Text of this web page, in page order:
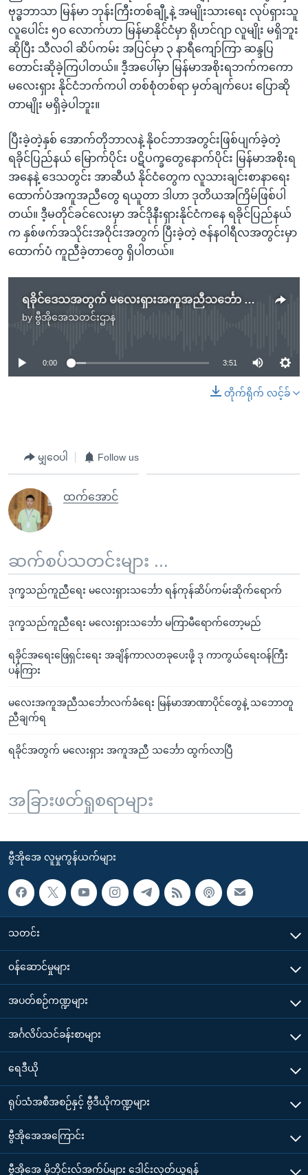
ဗုဒ္ဓဘာသာ မြန်မာ ဘုန်းကြီးတစ်ချီု့နဲ့ အမျိုးသားရေး လုပ်ရှားသူ
လူပေါင်း ၅၀ လောက်ဟာ မြန်မာနိုင်ငံမှာ ရိုဟင်ဂျာ လူမျိုး မရှိဘူး
ဆိုပြီး သီလဝါ ဆိပ်ကမ်း အပြင်မှာ ၃ နာရီကျော်ကြာ ဆန္ဒပြ
တောင်းဆိုခဲ့ကြပါတယ်။ ဒီ့အပေါ်မှာ မြန်မာအစိုးရဘက်ကကော
မလေးရှား နိုင်ငံဘက်ကပါ တစ်စုံတစ်ရာ မှတ်ချက်ပေး ပြောဆို
တာမျိုး မရှိခဲ့ပါဘူး။
ပြီးခဲ့တဲ့နှစ် အောက်တိုဘာလနဲ့ နိုဝင်ဘာအတွင်းဖြစ်ပျက်ခဲ့တဲ့
ရခိုင်ပြည်နယ် မြောက်ပိုင်း ပဋိပက္ခတွေနောက်ပိုင်း မြန်မာအစိုးရ
အနေနဲ့ ဒေသတွင်း အာဆီယံ နိုင်ငံတွေက လူသားချင်းစာနာရေး
ထောက်ပံအကူအညီတွေ ရယူတာ ဒါဟာ ဒုတိယအကြိမ်ဖြစ်ပါ
တယ်။ ဒီ့မတိုင်ခင်လေးမှာ အင်ဒိုနီးရှားနိုင်ငံကနေ ရခိုင်ပြည်နယ်
က နှစ်ဖက်အသိုင်းအဝိုင်းအတွက် ပြီးခဲ့တဲ့ ဇန်နဝါရီလအတွင်းမှာ
ထောက်ပံ ကူညီခဲ့တာတွေ ရှိပါတယ်။
ရခိုင်ဒေသအတွက် မလေးရှားအကူအညီသင်္ဘော ဆိုက်ရောက်
by ဗွီအိုအေသတင်းဌာန
No media source currently available
0:00 3:51
တိုက်ရိုက် လင့်ခ်
မျှဝေပါ Follow us
ထက်အောင်
ဆက်စပ်သတင်းများ ...
ဒုက္ခသည်ကူညီရေး မလေးရှားသင်္ဘော ရန်ကုန်ဆိပ်ကမ်းဆိုက်ရောက်
ဒုက္ခသည်ကူညီရေး မလေးရှားသင်္ဘော မကြာမီရောက်တော့မည်
ရခိုင်အရေးဖြေရှင်းရေး အချိန်ကာလတခုပေးဖို့ ဒု ကာကွယ်ရေးဝန်ကြီး
ပန်ကြား
မလေးအကူအညီသင်္ဘောလက်ခံရေး မြန်မာအာဏာပိုင်တွေနဲ့ သဘောတူ
ညီချက်ရ
ရခိုင်အတွက် မလေးရှား အကူအညီ သင်္ဘော ထွက်လာပြီ
အခြားဖတ်ရှုစရာများ
ဗွီအိုအေ လူမှုကွန်ယက်များ
သတင်း
၀န်ဆောင်မှုများ
အပတ်စဉ်ကဏ္ဍများ
အင်္ဂလိပ်သင်ခန်းစာများ
ရေဒီယို
ရုပ်သံအစီအစဉ်နှင့် ဗွီဒီယိုကဏ္ဍများ
ဗွီအိုအေအကြောင်း
ဗွီအိုအေ မိုဘိုင်းလ်အက်ပ်များ ဒေါင်းလုတ်ယူရန်